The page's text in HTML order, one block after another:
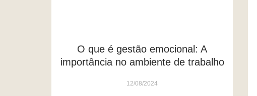
O que é gestão emocional: A
importância no ambiente de trabalho
12/08/2024